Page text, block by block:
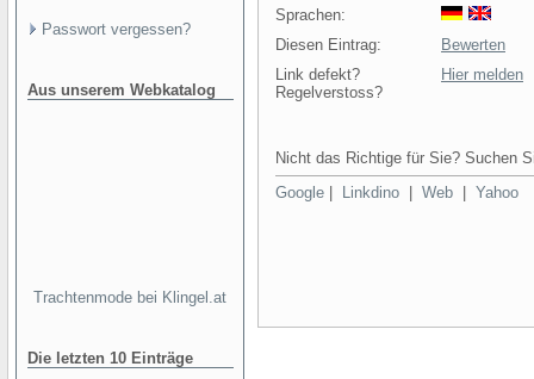
Passwort vergessen?
Aus unserem Webkatalog
Trachtenmode bei Klingel.at
Die letzten 10 Einträge
Sprachen:
Diesen Eintrag:
Bewerten
Link defekt?
Regelverstoss?
Hier melden
Nicht das Richtige für Sie? Suchen
Google
Linkdino Web Yahoo